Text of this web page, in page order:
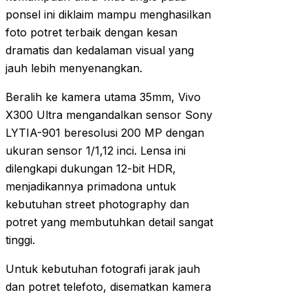
ponsel ini diklaim mampu menghasilkan
foto potret terbaik dengan kesan
dramatis dan kedalaman visual yang
jauh lebih menyenangkan.
Beralih ke kamera utama 35mm, Vivo
X300 Ultra mengandalkan sensor Sony
LYTIA-901 beresolusi 200 MP dengan
ukuran sensor 1/1,12 inci. Lensa ini
dilengkapi dukungan 12-bit HDR,
menjadikannya primadona untuk
kebutuhan street photography dan
potret yang membutuhkan detail sangat
tinggi.
Untuk kebutuhan fotografi jarak jauh
dan potret telefoto, disematkan kamera